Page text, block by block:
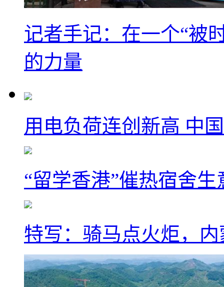
记者手记：在一个“被
的力量
用电负荷连创新高 中
“留学香港”催热宿舍
特写：骑马点火炬，